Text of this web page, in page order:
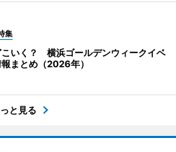
集
こいく？ 横浜ゴールデンウィークイベ
まとめ（2026年）
と見る